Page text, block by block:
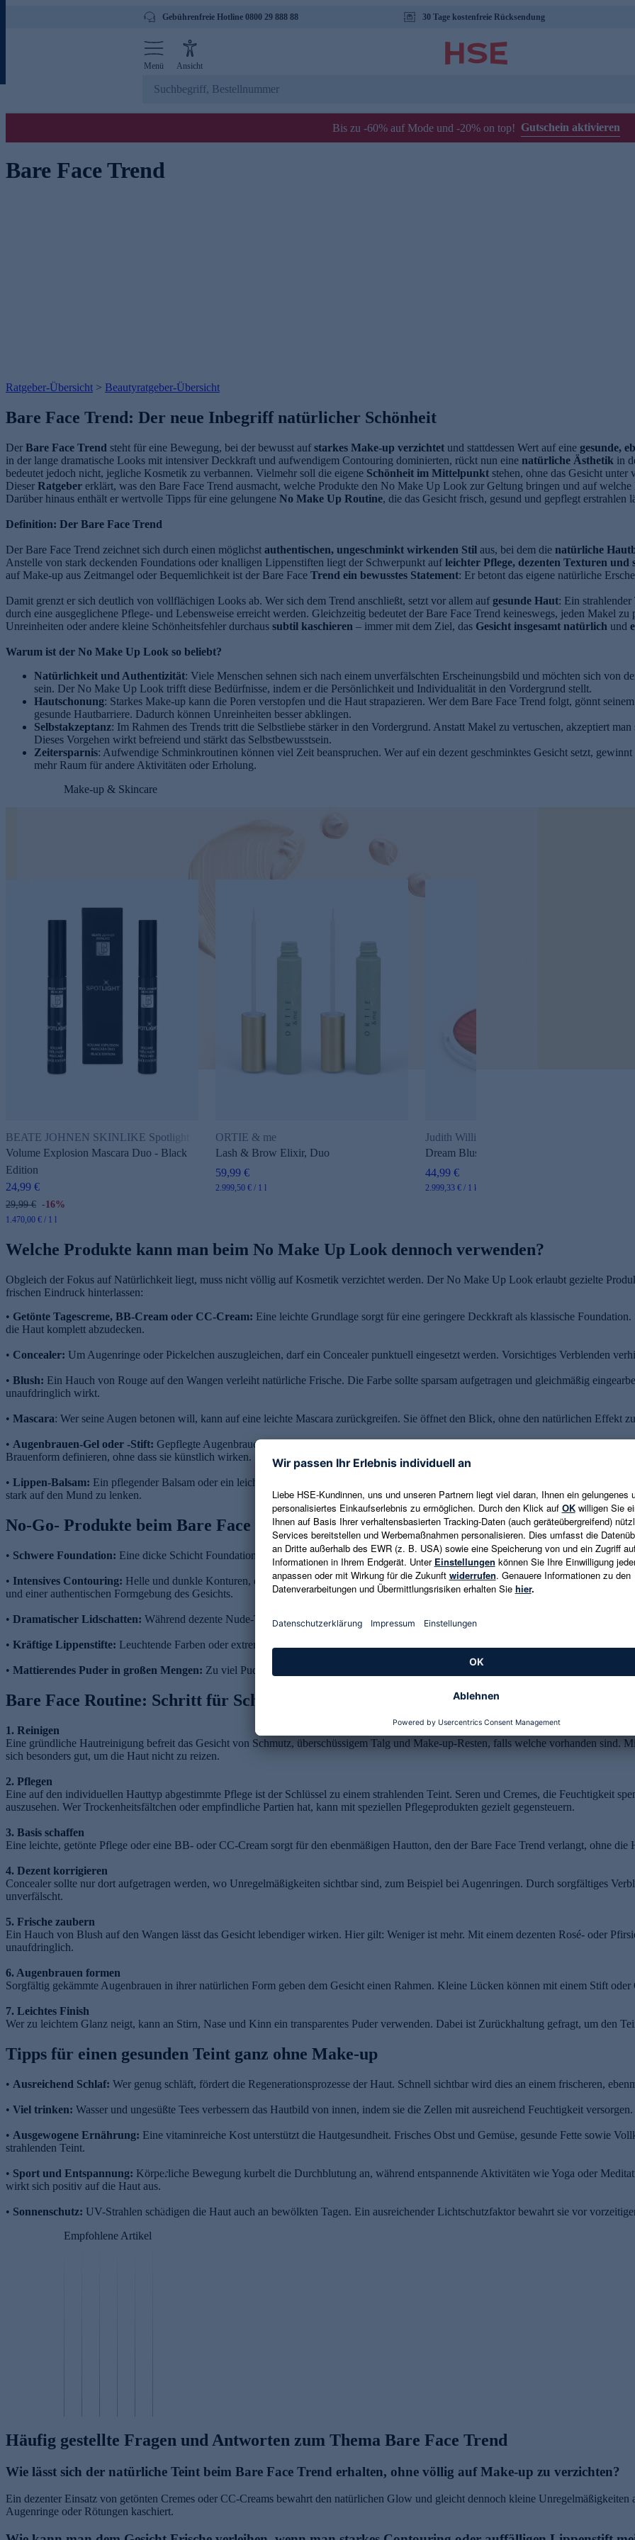
Gebührenfreie Hotline 0800 29 888 88 30 Tage kostenfreie Rücksendung
Menü Ansicht
Bis zu -60% auf Mode und -20% on top! Gutschein aktivieren
Bare Face Trend
Ratgeber-Übersicht > Beautyratgeber-Übersicht
Bare Face Trend: Der neue Inbegriff natürlicher Schönheit
Der Bare Face Trend steht für eine Bewegung, bei der bewusst auf starkes Make-up verzichtet und stattdessen Wert auf eine gesunde,
in der lange dramatische Looks mit intensiver Deckkraft und aufwendigem Contouring dominierten, rückt nun eine natürliche Ästhetik in
bedeutet jedoch nicht, jegliche Kosmetik zu verbannen. Vielmehr soll die eigene Schönheit im Mittelpunkt stehen, ohne das Gesicht unter
Dieser Ratgeber erklärt, was den Bare Face Trend ausmacht, welche Produkte den No Make Up Look zur Geltung bringen und auf
Darüber hinaus enthält er wertvolle Tipps für eine gelungene No Make Up Routine, die das Gesicht frisch, gesund und gepflegt erstrahlen
Definition: Der Bare Face Trend
Der Bare Face Trend zeichnet sich durch einen möglichst authentischen, ungeschminkt wirkenden Stil aus, bei dem die natürliche
Anstelle von stark deckenden Foundations oder knalligen Lippenstiften liegt der Schwerpunkt auf leichter Pflege, dezenten Texturen und
auf Make-up aus Zeitmangel oder Bequemlichkeit ist der Bare Face Trend ein bewusstes Statement: Er betont das eigene natürliche
Damit grenzt er sich deutlich von vollflächigen Looks ab. Wer sich dem Trend anschließt, setzt vor allem auf gesunde Haut: Ein
durch eine ausgeglichene Pflege- und Lebensweise erreicht werden. Gleichzeitig bedeutet der Bare Face Trend keineswegs, jeden Makel zu
Unreinheiten oder andere kleine Schönheitsfehler durchaus subtil kaschieren – immer mit dem Ziel, das Gesicht insgesamt natürlich und
Warum ist der No Make Up Look so beliebt?
Natürlichkeit und Authentizität: Viele Menschen sehnen sich nach einem unverfälschten Erscheinungsbild und möchten sich von
sein. Der No Make Up Look trifft diese Bedürfnisse, indem er die Persönlichkeit und Individualität in den Vordergrund stellt.
Hautschonung: Starkes Make-up kann die Poren verstopfen und die Haut strapazieren. Wer dem Bare Face Trend folgt, gönnt
gesunde Hautbarriere. Dadurch können Unreinheiten besser abklingen.
Selbstakzeptanz: Im Rahmen des Trends tritt die Selbstliebe stärker in den Vordergrund. Anstatt Makel zu vertuschen, akzeptiert
Dieses Vorgehen wirkt befreiend und stärkt das Selbstbewusstsein.
Zeitersparnis: Aufwendige Schminkroutinen können viel Zeit beanspruchen. Wer auf ein dezent geschminktes Gesicht setzt,
mehr Raum für andere Aktivitäten oder Erholung.
Make-up & Skincare
BEATE JOHNEN SKINLIKE Spotlight
Volume Explosion Mascara Duo - Black
Edition
24,99 €
29,99 € -16%
1.470,00 € / 1 l
ORTIE & me
Lash & Brow Elixir, Duo
59,99 €
2.999,50 € / 1 l
Judith Williams My Make Up
Dream Blush & Bronzer
44,99 €
2.999,33 € / 1 kg
Welche Produkte kann man beim No Make Up Look dennoch verwenden?
Obgleich der Fokus auf Natürlichkeit liegt, muss nicht völlig auf Kosmetik verzichtet werden. Der No Make Up Look erlaubt gezielte
frischen Eindruck hinterlassen:
• Getönte Tagescreme, BB-Cream oder CC-Cream: Eine leichte Grundlage sorgt für eine geringere Deckkraft als klassische
die Haut komplett abzudecken.
• Concealer: Um Augenringe oder Pickelchen auszugleichen, darf ein Concealer punktuell eingesetzt werden. Vorsichtiges Verblenden
• Blush: Ein Hauch von Rouge auf den Wangen verleiht natürliche Frische. Die Farbe sollte sparsam aufgetragen und gleichmäßig
unaufdringlich wirkt.
• Mascara: Wer seine Augen betonen will, kann auf eine leichte Mascara zurückgreifen. Sie öffnet den Blick, ohne den natürlichen Effekt
• Augenbrauen-Gel oder -Stift: Gepflegte Augenbrauen verleihen dem Gesicht Kontur. Mit einem farblosen Gel oder einem dezenten
Brauenform definieren, ohne dass sie künstlich wirken.
• Lippen-Balsam: Ein pflegender Balsam oder ein leicht getönter Pflegestift hält die Lippen geschmeidig und rundet den frischen No
stark auf den Mund zu lenken.
No-Go- Produkte beim Bare Face Trend
• Schwere Foundation: Eine dicke Schicht Foundation kann der natürlichen Ausstrahlung entgegenwirken und das Gesicht maskenhaft
• Intensives Contouring: Helle und dunkle Konturen, die stark verblendet werden müssen, sind bei einem No Make Up Look fehl am
und einer authentischen Formgebung des Gesichts.
• Dramatischer Lidschatten: Während dezente Nude-Töne noch akzeptabel sein können, stehen auffällige Farben oder Glitzer im
• Kräftige Lippenstifte: Leuchtende Farben oder extrem matte Lippenstifte ziehen die Aufmerksamkeit stark auf sich und lassen das
• Mattierendes Puder in großen Mengen: Zu viel Puder nimmt dem Teint den natürlichen Glanz und kann den Look schnell künstlich
Bare Face Routine: Schritt für Schritt
1. Reinigen
Eine gründliche Hautreinigung befreit das Gesicht von Schmutz, überschüssigem Talg und Make-up-Resten, falls welche vorhanden sind.
sich besonders gut, um die Haut nicht zu reizen.
2. Pflegen
Eine auf den individuellen Hauttyp abgestimmte Pflege ist der Schlüssel zu einem strahlenden Teint. Seren und Cremes, die Feuchtigkeit
auszusehen. Wer Trockenheitsfältchen oder empfindliche Partien hat, kann mit speziellen Pflegeprodukten gezielt gegensteuern.
3. Basis schaffen
Eine leichte, getönte Pflege oder eine BB- oder CC-Cream sorgt für den ebenmäßigen Hautton, den der Bare Face Trend verlangt, ohne die
4. Dezent korrigieren
Concealer sollte nur dort aufgetragen werden, wo Unregelmäßigkeiten sichtbar sind, zum Beispiel bei Augenringen. Durch sorgfältiges
unverfälscht.
5. Frische zaubern
Ein Hauch von Blush auf den Wangen lässt das Gesicht lebendiger wirken. Hier gilt: Weniger ist mehr. Mit einem dezenten Rosé- oder
unaufdringlich.
6. Augenbrauen formen
Sorgfältig gekämmte Augenbrauen in ihrer natürlichen Form geben dem Gesicht einen Rahmen. Kleine Lücken können mit einem Stift
7. Leichtes Finish
Wer zu leichtem Glanz neigt, kann an Stirn, Nase und Kinn ein transparentes Puder verwenden. Dabei ist Zurückhaltung gefragt, um den
Tipps für einen gesunden Teint ganz ohne Make-up
• Ausreichend Schlaf: Wer genug schläft, fördert die Regenerationsprozesse der Haut. Schnell sichtbar wird dies an einem frischeren,
• Viel trinken: Wasser und ungesüßte Tees verbessern das Hautbild von innen, indem sie die Zellen mit ausreichend Feuchtigkeit versorgen.
• Ausgewogene Ernährung: Eine vitaminreiche Kost unterstützt die Hautgesundheit. Frisches Obst und Gemüse, gesunde Fette sowie
strahlenden Teint.
• Sport und Entspannung: Körperliche Bewegung kurbelt die Durchblutung an, während entspannende Aktivitäten wie Yoga oder
wirkt sich positiv auf die Haut aus.
• Sonnenschutz: UV-Strahlen schädigen die Haut auch an bewölkten Tagen. Ein ausreichender Lichtschutzfaktor bewahrt sie vor
Empfohlene Artikel
S
ö
Häufig gestellte Fragen und Antworten zum Thema Bare Face Trend
Wie lässt sich der natürliche Teint beim Bare Face Trend erhalten, ohne völlig auf Make-up zu verzichten?
Ein dezenter Einsatz von getönten Cremes oder CC-Creams bewahrt den natürlichen Glow und gleicht dennoch kleine Unregelmäßigkeiten
Augenringe oder Rötungen kaschiert.